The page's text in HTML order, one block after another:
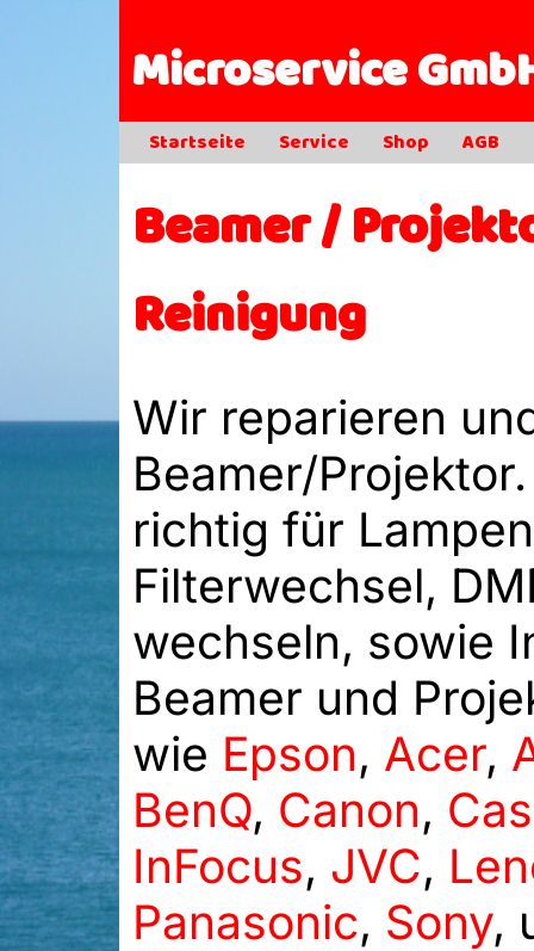
Microservice
Startseite Service Shop AGB
Beamer /
Reinigung
Wir reparieren
Beamer/
richtig für
Filterwechsel,
wechseln, sowie
Beamer und
wie Epson, Acer,
BenQ, Canon,
InFocus, JVC,
Panasonic, Sony,